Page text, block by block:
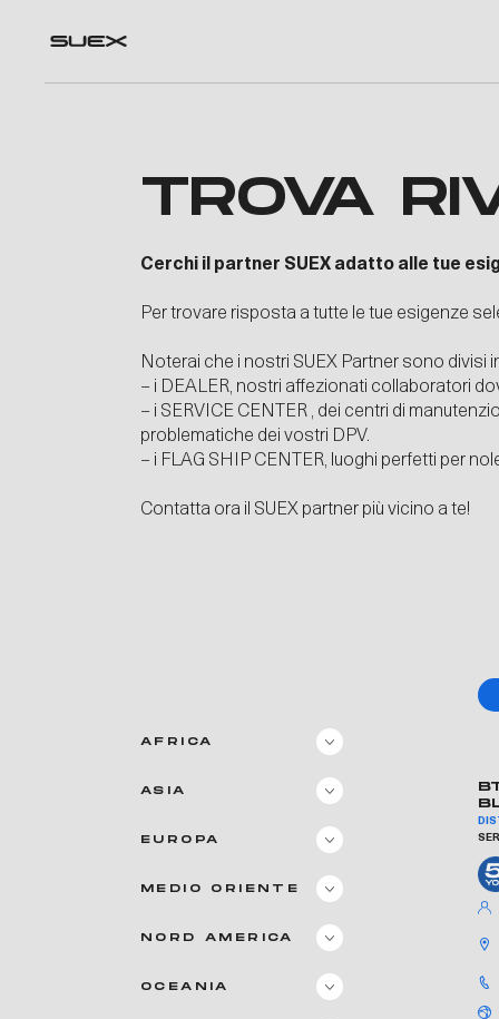
TROVA
Cerchi il partner SUEX adatto alle tue
Per trovare risposta a tutte le tue esigenze
Noterai che i nostri SUEX Partner sono divisi
– i DEALER, nostri affezionati collaboratori
– i SERVICE CENTER , dei centri di
problematiche dei vostri DPV.
– i FLAG SHIP CENTER, luoghi perfetti per
Contatta ora il SUEX partner più vicino a te!
AFRICA
ASIA
EUROPA
MEDIO ORIENTE
NORD AMERICA
OCEANIA